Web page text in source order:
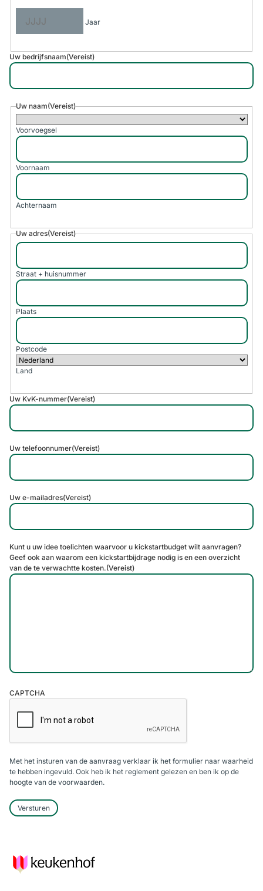
Jaar
Uw bedrijfsnaam(Vereist)
Uw naam(Vereist)
Voorvoegsel
Voornaam
Achternaam
Uw adres(Vereist)
Straat + huisnummer
Plaats
Postcode
Land
Uw KvK-nummer(Vereist)
Uw telefoonnumer(Vereist)
Uw e-mailadres(Vereist)
Kunt u uw idee toelichten waarvoor u kickstartbudget wilt aanvragen?
Geef ook aan waarom een kickstartbijdrage nodig is en een overzicht
van de te verwachtte kosten.(Vereist)
CAPTCHA
Met het insturen van de aanvraag verklaar ik het formulier naar waarheid
te hebben ingevuld. Ook heb ik het reglement gelezen en ben ik op de
hoogte van de voorwaarden.
Versturen